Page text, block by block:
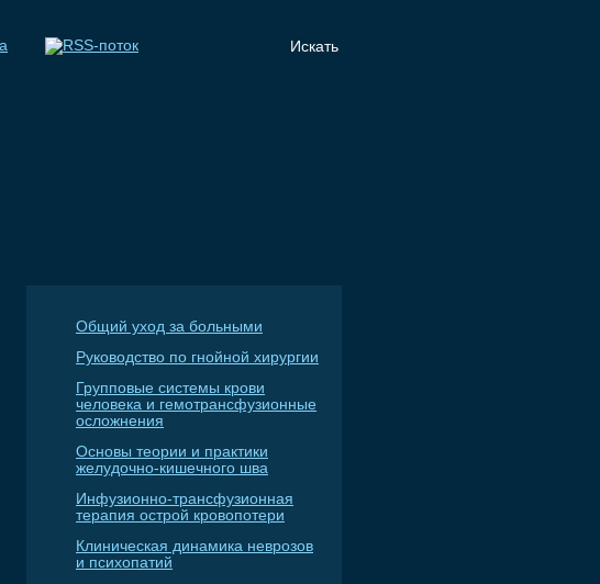
Общий уход за больными
Руководство по гнойной хирургии
Групповые системы крови
человека и гемотрансфузионные
осложнения
Основы теории и практики
желудочно-кишечного шва
Инфузионно-трансфузионная
терапия острой кровопотери
Клиническая динамика неврозов
и психопатий